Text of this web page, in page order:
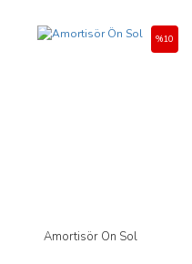
Amortisör Ön Sol
%10